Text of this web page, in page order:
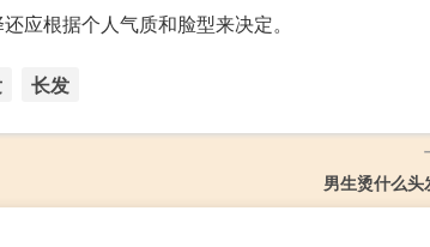
应根据个人气质和脸型来决定。
长发
男生烫什么头